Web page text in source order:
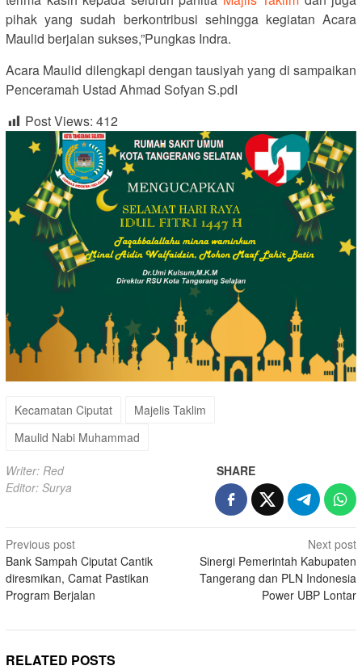
pihak yang sudah berkontribusi sehingga kegiatan Acara
Maulid berjalan sukses,”Pungkas Indra.
Acara Maulid dilengkapi dengan tausiyah yang di sampaikan
Penceramah Ustad Ahmad Sofyan S.pdI
Post Views: 412
Kecamatan Ciputat
Majelis Taklim
Maulid Nabi Muhammad
Writer: Red
Editor: Surya
SHARE
Post
navigation
Previous post
Bank Sampah Ciputat Cantik
diresmikan, Camat Pastikan
Program Berjalan
Next post
Sinergi Pemerintah Kabupaten
Tangerang dan PLN Indonesia
Power UBP Lontar
RELATED POSTS